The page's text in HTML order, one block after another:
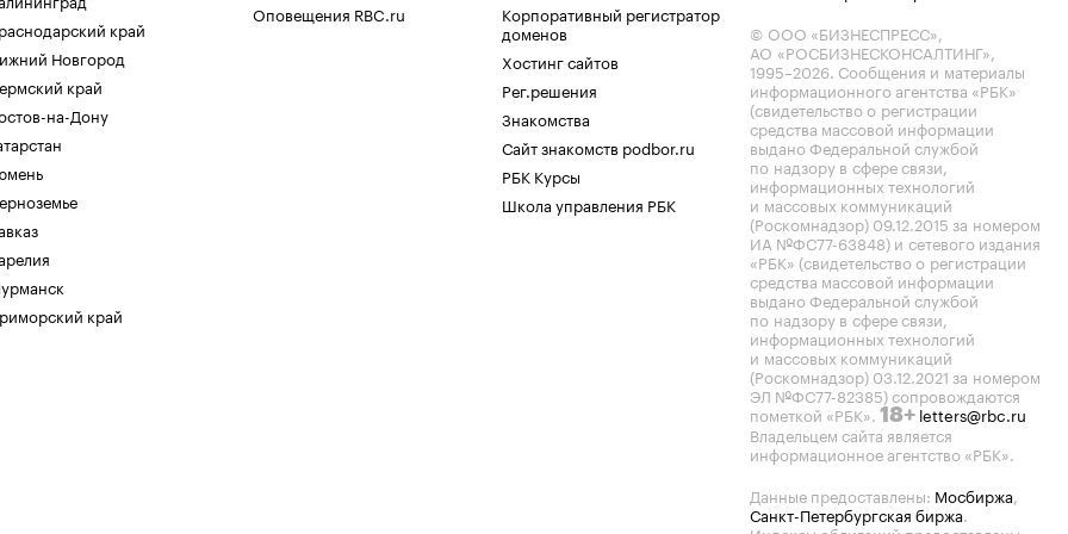
край
Новгород
край
на-Дону
край
Оповещения RBC.ru
Корпоративный регистратор
доменов
Хостинг сайтов
Рег.решения
Знакомства
Сайт знакомств podbor.ru
РБК Курсы
Школа управления РБК
© ООО «БИЗНЕСПРЕСС»,
АО «РОСБИЗНЕСКОНСАЛТИНГ»,
1995–2026. Сообщения и материалы
информационного агентства «РБК»
(свидетельство о регистрации
средства массовой информации
выдано Федеральной службой
по надзору в сфере связи,
информационных технологий
и массовых коммуникаций
(Роскомнадзор) 09.12.2015 за номером
ИА №ФС77-63848) и сетевого издания
«РБК» (свидетельство о регистрации
средства массовой информации
выдано Федеральной службой
по надзору в сфере связи,
информационных технологий
и массовых коммуникаций
(Роскомнадзор) 03.12.2021 за номером
ЭЛ №ФС77-82385) сопровождаются
пометкой «РБК». 18+ letters@rbc.ru
Владельцем сайта является
информационное агентство «РБК».
Данные предоставлены: Мосбиржа,
Санкт-Петербургская биржа.